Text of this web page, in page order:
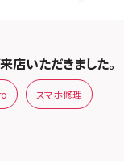
いただきました。
スマホ修理